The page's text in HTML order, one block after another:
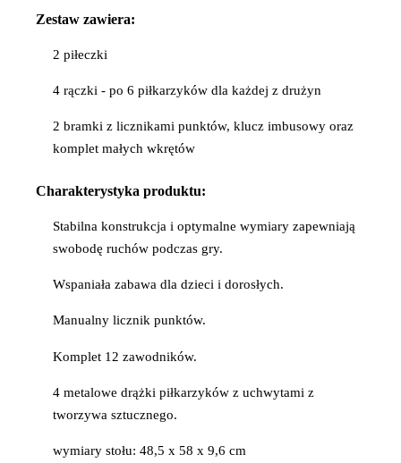
Zestaw zawiera:
2 piłeczki
4 rączki - po 6 piłkarzyków dla każdej z drużyn
2 bramki z licznikami punktów, klucz imbusowy oraz
komplet małych wkrętów
Charakterystyka produktu:
Stabilna konstrukcja i optymalne wymiary zapewniają
swobodę ruchów podczas gry.
Wspaniała zabawa dla dzieci i dorosłych.
Manualny licznik punktów.
Komplet 12 zawodników.
4 metalowe drążki piłkarzyków z uchwytami z
tworzywa sztucznego.
wymiary stołu: 48,5 x 58 x 9,6 cm